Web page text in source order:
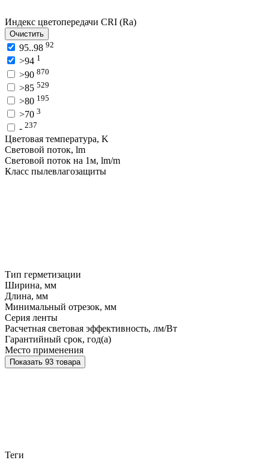
Индекс цветопередачи CRI (Ra)
Очистить
95..98 92
>94 1
>90 870
>85 529
>80 195
>70 3
- 237
Цветовая температура, K
Световой поток, lm
Световой поток на 1м, lm/m
Класс пылевлагозащиты
Тип герметизации
Ширина, мм
Длина, мм
Минимальный отрезок, мм
Серия ленты
Расчетная световая эффективность, лм/Вт
Гарантийный срок, год(а)
Место применения
Показать 93 товара
Теги